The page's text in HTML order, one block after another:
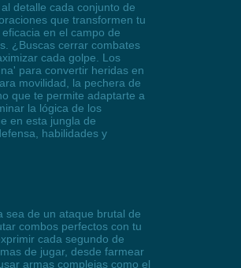
detalle cada conjunto de
que transformen tu
en el campo de
¿Buscas cerrar combates
cada golpe. Los
para convertir heridas en
movilidad, la pechera de
que te permite adaptarte a
la lógica de los
en esta jungla de
habilidades y
sea de un ataque brutal de
combos perfectos con tu
cada segundo de
de jugar, desde farmear
armas complejas como el